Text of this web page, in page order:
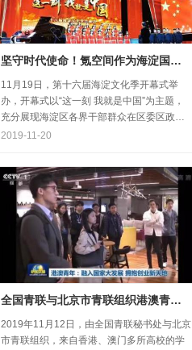
坚守时代使命！氪空间作为海淀国庆游园保障先进代表亮相
11月19日，第十六届海淀文化季开幕式举
办，开幕式以“这一刻 我就是中国”为主题，
充分展现海淀区各界干部群众在区委区政府
的坚强领导下，在国庆服务保障工作中表现
的一流精神风貌，以及催人泪下的感人事
迹。
2019-11-20
全国青联与北京市青联组织港澳青年代表参访氪空间
2019年11月12日，由全国青联秘书处与北京
市青联组织，来自香港、澳门多所高校的学